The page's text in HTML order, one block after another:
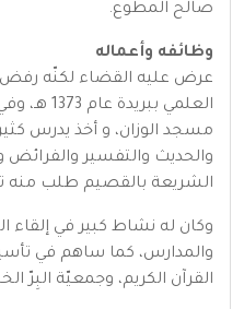
صالح المطوع.
وظائفه وأعماله
عرض عليه القضاء لكنّه رفض
مسجد الوزان، و أخذ يدرس
والحديث والتفسير
الشريعة بالقصيم طلب منه
وكان له نشاط كبير في
والمدارس، كما ساهم في
القرآن الكريم، وجمعيّة البِرّ